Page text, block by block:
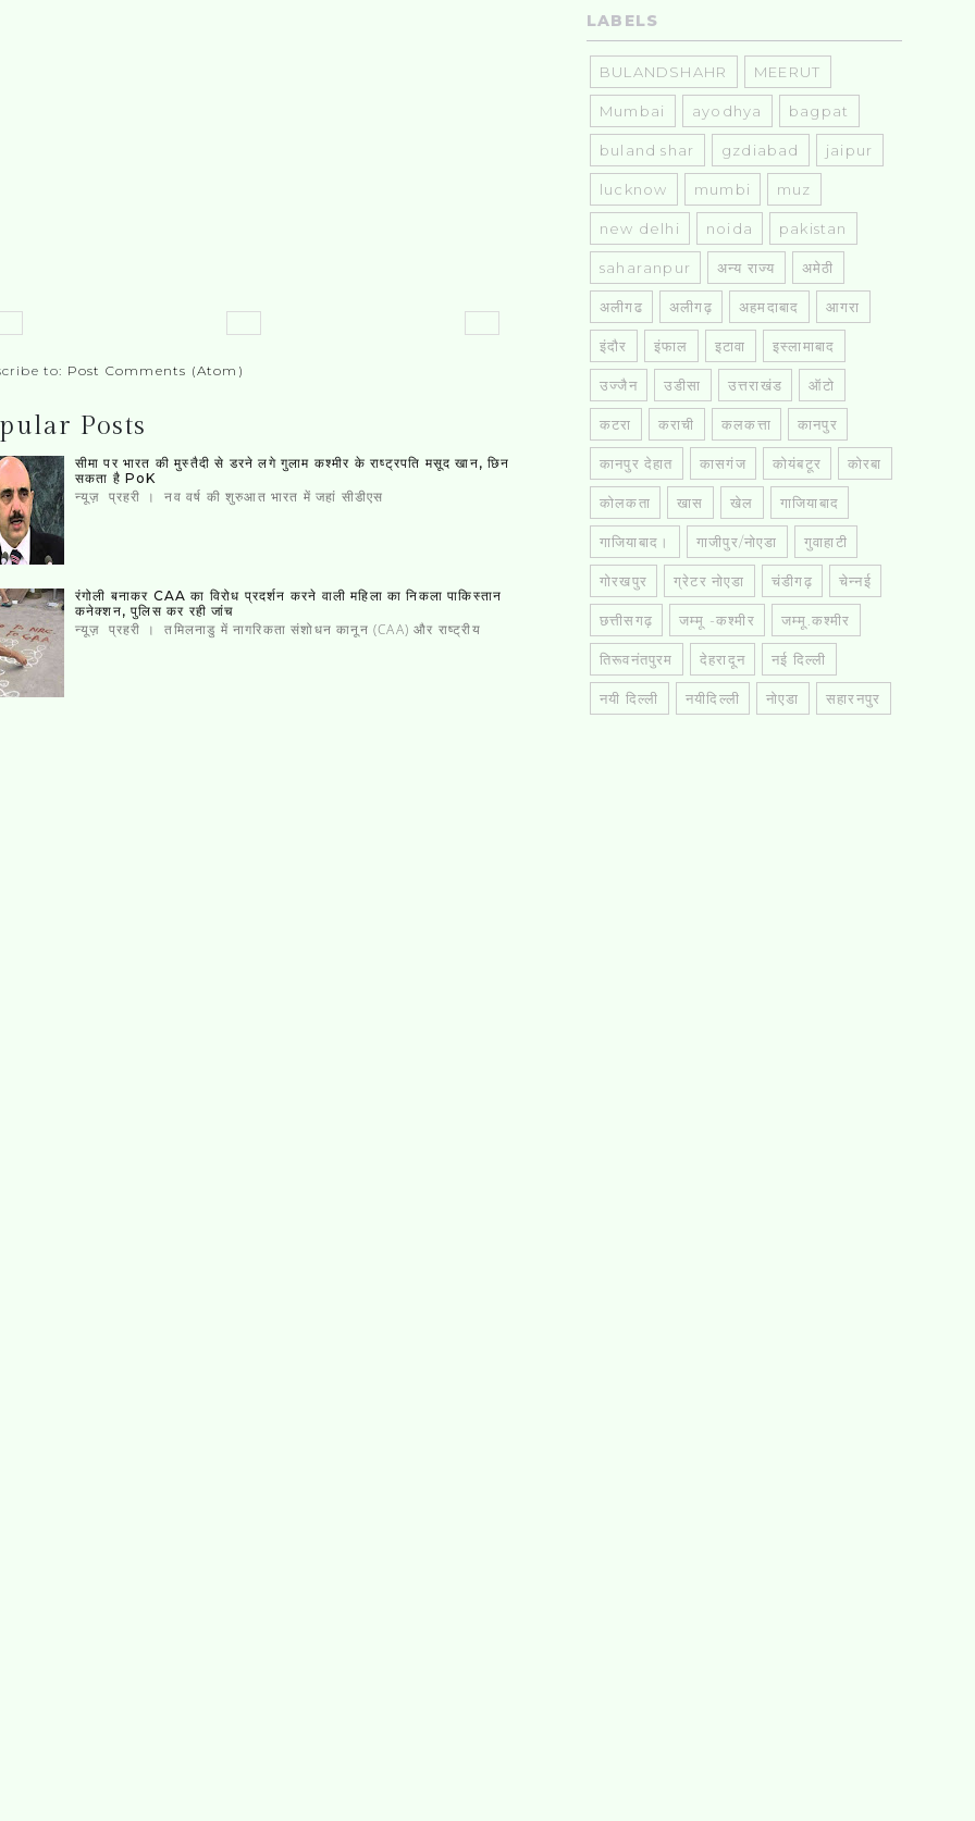
to: Post Comments (Atom)
Posts
सीमा पर भारत की मुस्‍तैदी से डरने लगे गुलाम कश्‍मीर के राष्‍ट्रपति मसूद खान, छिन
सकता है PoK
न्यूज़ प्रहरी । नव वर्ष की शुरुआत भारत में जहां सीडीएस
रंगोली बनाकर CAA का विरोध प्रदर्शन करने वाली महिला का निकला पाकिस्‍तान
कनेक्‍शन, पुलिस कर रही जांच
न्यूज़ प्रहरी । तमिलनाडु में नागरिकता संशोधन कानून (CAA) और राष्ट्रीय
LABELS
BULANDSHAHR MEERUT
Mumbai ayodhya bagpat
buland shar gzdiabad jaipur
lucknow mumbi muz
new delhi noida pakistan
saharanpur अन्य राज्य अमेठी
अलीगढ अलीगढ़ अहमदाबाद आगरा
इंदौर इंफाल इटावा इस्लामाबाद
उज्जैन उडीसा उत्तराखंड ऑटो
कटरा कराची कलकत्ता कानपुर
कानपुर देहात कासगंज कोयंबटूर कोरबा
कोलकता खास खेल गाजियाबाद
गाजियाबाद। गाजीपुर/नोएडा गुवाहाटी
गोरखपुर ग्रेटर नोएडा चंडीगढ़ चेन्नई
छत्तीसगढ़ जम्मू -कश्मीर जम्मू.कश्मीर
तिरूवनंतपुरम देहरादून नई दिल्ली
नयी दिल्ली नयीदिल्ली नोएडा सहारनपुर